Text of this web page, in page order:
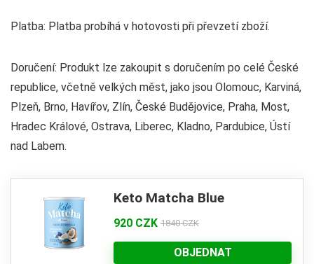
Platba: Platba probíhá v hotovosti při převzetí zboží.
Doručení: Produkt lze zakoupit s doručením po celé České
republice, včetně velkých měst, jako jsou Olomouc, Karviná,
Plzeň, Brno, Havířov, Zlín, České Budějovice, Praha, Most,
Hradec Králové, Ostrava, Liberec, Kladno, Pardubice, Ústí
nad Labem.
Keto Matcha Blue
920 CZK 1840 CZK
OBJEDNAT